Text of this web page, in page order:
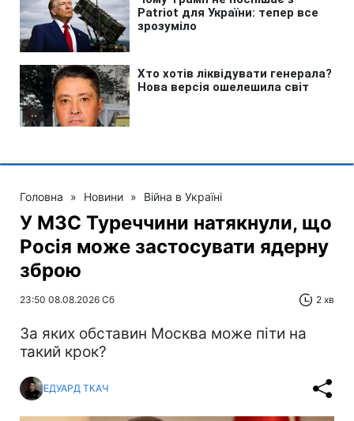
Головна » Новини » Війна в Україні
У МЗС Туреччини натякнули, що
Росія може застосувати ядерну
зброю
23:50 08.08.2026 Сб 2 хв
За яких обставин Москва може піти на
такий крок?
ЕДУАРД ТКАЧ